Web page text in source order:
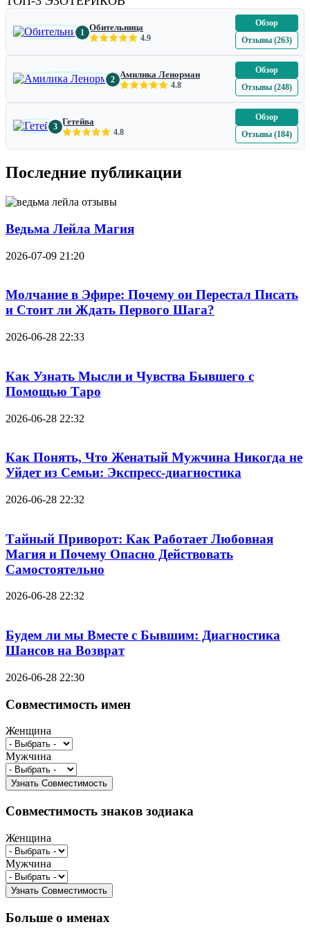
1 Обительница
4.9
Обзор
Отзывы (263)
2 Амилика Ленорман
4.8
Обзор
Отзывы (248)
3 Гетейва
4.8
Обзор
Отзывы (184)
Последние публикации
Ведьма Лейла Магия
2026-07-09 21:20
Молчание в Эфире: Почему он Перестал Писать
и Стоит ли Ждать Первого Шага?
2026-06-28 22:33
Как Узнать Мысли и Чувства Бывшего с
Помощью Таро
2026-06-28 22:32
Как Понять, Что Женатый Мужчина Никогда не
Уйдет из Семьи: Экспресс-диагностика
2026-06-28 22:32
Тайный Приворот: Как Работает Любовная
Магия и Почему Опасно Действовать
Самостоятельно
2026-06-28 22:32
Будем ли мы Вместе с Бывшим: Диагностика
Шансов на Возврат
2026-06-28 22:30
Совместимость имен
Женщина
Мужчина
Совместимость знаков зодиака
Женщина
Мужчина
Больше о именах